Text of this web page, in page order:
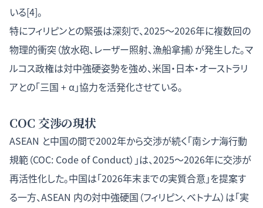
いる[4]。
特にフィリピンとの緊張は深刻で、2025〜2026年に複数回の
物理的衝突（放水砲、レーザー照射、漁船拿捕）が発生した。マ
ルコス政権は対中強硬姿勢を強め、米国・日本・オーストラリ
アとの「三国 + α」協力を活発化させている。
COC 交渉の現状
ASEAN と中国の間で2002年から交渉が続く「南シナ海行動
規範（COC: Code of Conduct）」は、2025〜2026年に交渉が
再活性化した。中国は「2026年末までの実質合意」を提案す
る一方、ASEAN 内の対中強硬国（フィリピン、ベトナム）は「実